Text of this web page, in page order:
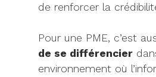
de renforcer la
Pour une PME, c’est
de se différencier
environnement où